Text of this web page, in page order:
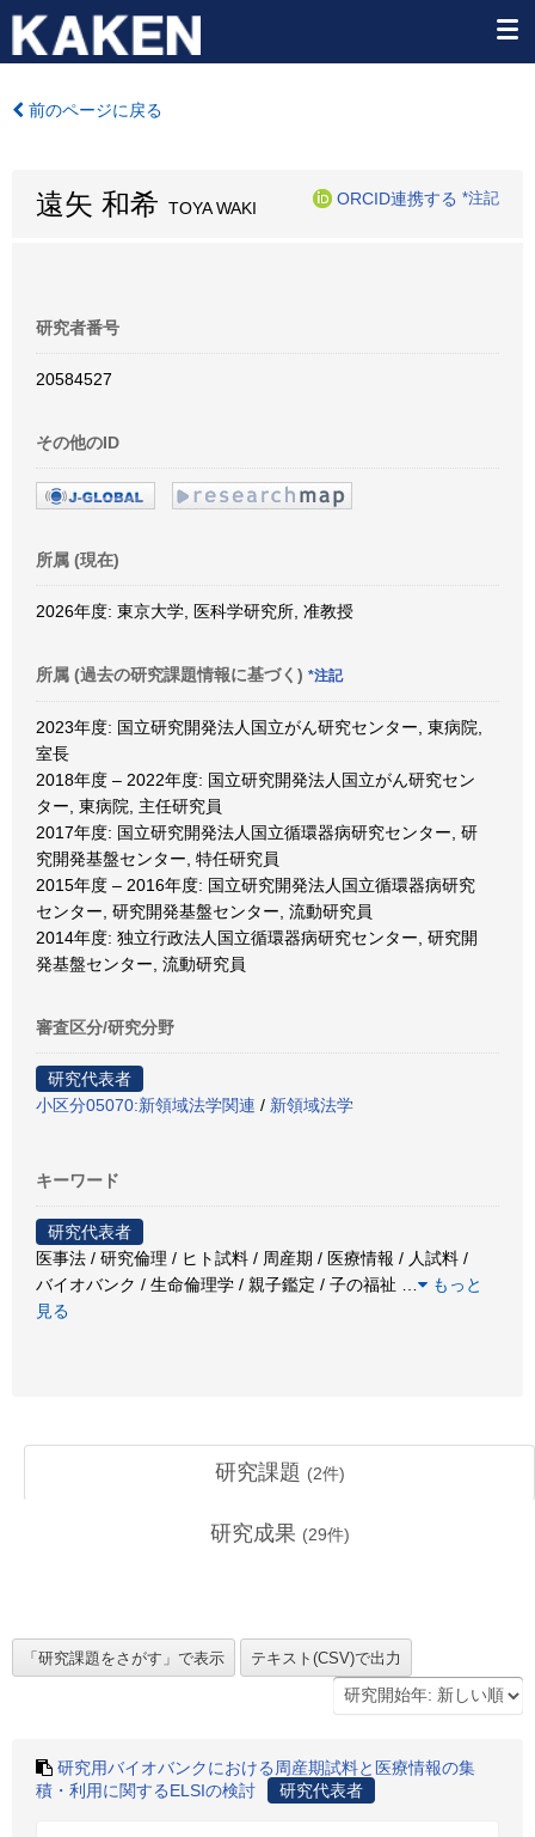
前のページに戻る
遠矢 和希 TOYA WAKI
ORCID連携する *注記
研究者番号
20584527
その他のID
所属 (現在)
2026年度: 東京大学, 医科学研究所, 准教授
所属 (過去の研究課題情報に基づく) *注記
2023年度: 国立研究開発法人国立がん研究センター, 東病院,
室長
2018年度 – 2022年度: 国立研究開発法人国立がん研究セン
ター, 東病院, 主任研究員
2017年度: 国立研究開発法人国立循環器病研究センター, 研
究開発基盤センター, 特任研究員
2015年度 – 2016年度: 国立研究開発法人国立循環器病研究
センター, 研究開発基盤センター, 流動研究員
2014年度: 独立行政法人国立循環器病研究センター, 研究開
発基盤センター, 流動研究員
審査区分/研究分野
研究代表者
小区分05070:新領域法学関連 / 新領域法学
キーワード
研究代表者
医事法 / 研究倫理 / ヒト試料 / 周産期 / 医療情報 / 人試料 /
バイオバンク / 生命倫理学 / 親子鑑定 / 子の福祉
もっと
見る
研究課題 (2件)
研究成果 (29件)
研究用バイオバンクにおける周産期試料と医療情報の集
積・利用に関するELSIの検討
研究代表者